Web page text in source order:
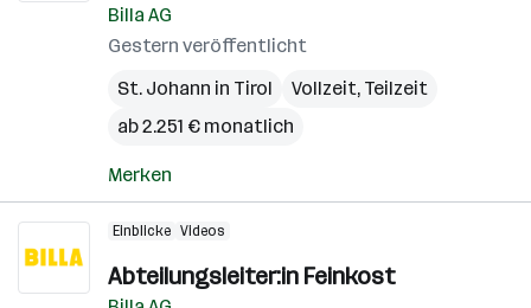
Billa AG
Gestern veröffentlicht
St. Johann in Tirol
Vollzeit, Teilzeit
ab 2.251 € monatlich
Merken
Einblicke Videos
Abteilungsleiter:in Feinkost